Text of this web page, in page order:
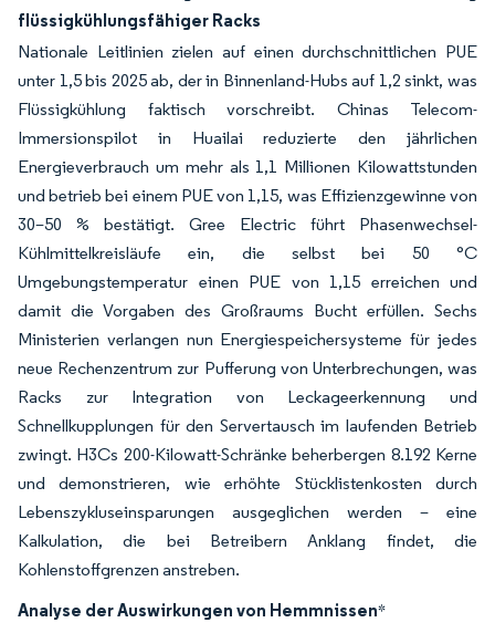
flüssigkühlungsfähiger Racks
Nationale Leitlinien zielen auf einen durchschnittlichen PUE
unter 1,5 bis 2025 ab, der in Binnenland-Hubs auf 1,2 sinkt, was
Flüssigkühlung faktisch vorschreibt. Chinas Telecom-
Immersionspilot in Huailai reduzierte den jährlichen
Energieverbrauch um mehr als 1,1 Millionen Kilowattstunden
und betrieb bei einem PUE von 1,15, was Effizienzgewinne von
30–50 % bestätigt. Gree Electric führt Phasenwechsel-
Kühlmittelkreisläufe ein, die selbst bei 50 °C
Umgebungstemperatur einen PUE von 1,15 erreichen und
damit die Vorgaben des Großraums Bucht erfüllen. Sechs
Ministerien verlangen nun Energiespeichersysteme für jedes
neue Rechenzentrum zur Pufferung von Unterbrechungen, was
Racks zur Integration von Leckageerkennung und
Schnellkupplungen für den Servertausch im laufenden Betrieb
zwingt. H3Cs 200-Kilowatt-Schränke beherbergen 8.192 Kerne
und demonstrieren, wie erhöhte Stücklistenkosten durch
Lebenszykluseinsparungen ausgeglichen werden – eine
Kalkulation, die bei Betreibern Anklang findet, die
Kohlenstoffgrenzen anstreben.
Analyse der Auswirkungen von Hemmnissen*